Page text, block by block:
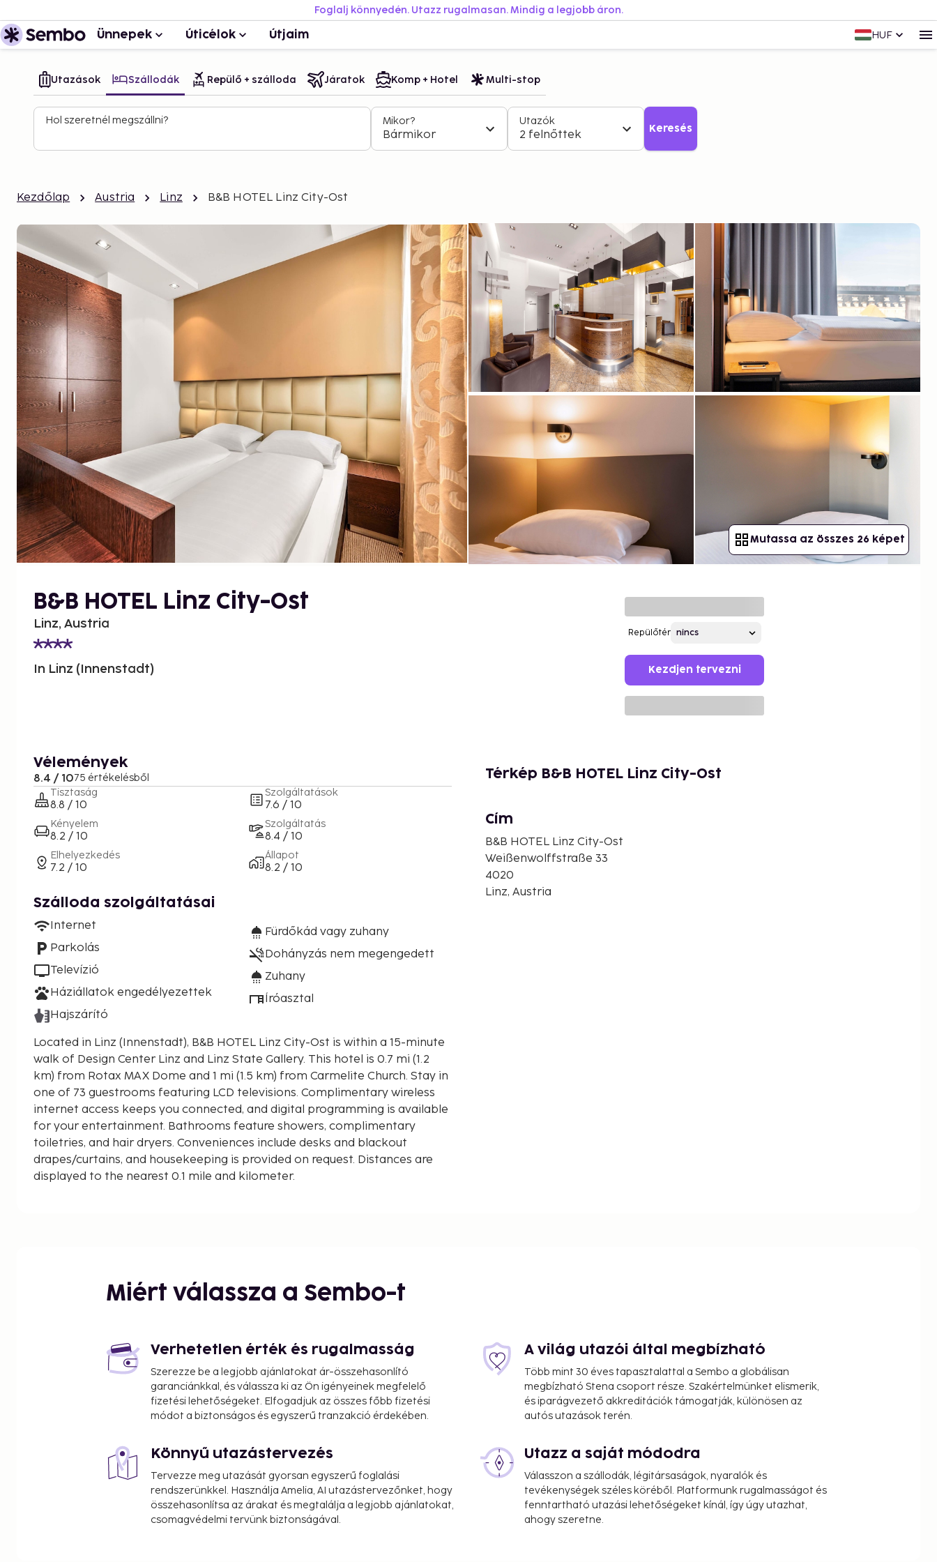
Foglalj könnyedén. Utazz rugalmasan. Mindig a legjobb áron.
Ünnepek Úticélok Útjaim HUF
Utazások Szállodák Repülő + szálloda Járatok Komp + Hotel Multi-stop
Hol szeretnél megszállni? Mikor?
Bármikor
Utazók
2 felnőttek Keresés
Kezdőlap Austria Linz B&B HOTEL Linz City-Ost
Mutassa az összes 26 képet
B&B HOTEL Linz City-Ost
Linz, Austria
In Linz (Innenstadt)
Repülőtér
Kezdjen tervezni
Vélemények
8.4 / 1075 értékelésből
Tisztaság
8.8 / 10
Kényelem
8.2 / 10
Elhelyezkedés
7.2 / 10
Szolgáltatások
7.6 / 10
Szolgáltatás
8.4 / 10
Állapot
8.2 / 10
Szálloda szolgáltatásai
Internet
Parkolás
Televízió
Háziállatok engedélyezettek
Hajszárító
Fürdőkád vagy zuhany
Dohányzás nem megengedett
Zuhany
Íróasztal
Located in Linz (Innenstadt), B&B HOTEL Linz City-Ost is within a 15-minute
walk of Design Center Linz and Linz State Gallery. This hotel is 0.7 mi (1.2
km) from Rotax MAX Dome and 1 mi (1.5 km) from Carmelite Church. Stay in
one of 73 guestrooms featuring LCD televisions. Complimentary wireless
internet access keeps you connected, and digital programming is available
for your entertainment. Bathrooms feature showers, complimentary
toiletries, and hair dryers. Conveniences include desks and blackout
drapes/curtains, and housekeeping is provided on request. Distances are
displayed to the nearest 0.1 mile and kilometer.
Carmelite Church - 1.3 km / 0.8 mi
Ursuline Church - 1.4 km / 0.8 mi
Bishop Building - 1.6 km / 1 mi
Old Cathedral - 1.6 km / 1 mi
Stifter House - 1.6 km / 1 mi
Lentos Art Museum - 1.6 km / 1 mi
Linz Museum of the History of Dentistry - 1.6 km / 1 mi
The nearest airports are:
Linz (LNZ-Hoersching) - 16 km / 9.9 mi
W.A. Mozart Airport (SZG) - 138.6 km / 86.1 mi
Self parking (subject to charges) is available onsite. This smoke-free hotel
was built in 2000. Buffet breakfasts are served on weekdays from 6:30 AM
Térkép B&B HOTEL Linz City-Ost
Cím
B&B HOTEL Linz City-Ost
Weißenwolffstraße 33
4020
Linz, Austria
Miért válassza a Sembo-t
Verhetetlen érték és rugalmasság
Szerezze be a legjobb ajánlatokat ár-összehasonlító
garanciánkkal, és válassza ki az Ön igényeinek megfelelő
fizetési lehetőségeket. Elfogadjuk az összes főbb fizetési
módot a biztonságos és egyszerű tranzakció érdekében.
A világ utazói által megbízható
Több mint 30 éves tapasztalattal a Sembo a globálisan
megbízható Stena csoport része. Szakértelmünket elismerik,
és iparágvezető akkreditációk támogatják, különösen az
autós utazások terén.
Könnyű utazástervezés
Tervezze meg utazását gyorsan egyszerű foglalási
rendszerünkkel. Használja Amelia, AI utazástervezőnket, hogy
összehasonlítsa az árakat és megtalálja a legjobb ajánlatokat,
csomagvédelmi tervünk biztonságával.
Utazz a saját módodra
Válasszon a szállodák, légitársaságok, nyaralók és
tevékenységek széles köréből. Platformunk rugalmasságot és
fenntartható utazási lehetőségeket kínál, így úgy utazhat,
ahogy szeretne.